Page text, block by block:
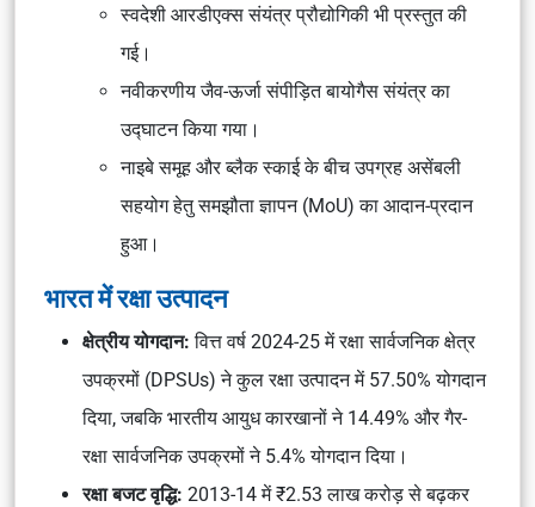
स्वदेशी आरडीएक्स संयंत्र प्रौद्योगिकी भी प्रस्तुत की
गई।
नवीकरणीय जैव-ऊर्जा संपीड़ित बायोगैस संयंत्र का
उद्घाटन किया गया।
नाइबे समूह और ब्लैक स्काई के बीच उपग्रह असेंबली
सहयोग हेतु समझौता ज्ञापन (MoU) का आदान-प्रदान
हुआ।
भारत में रक्षा उत्पादन
क्षेत्रीय योगदान: वित्त वर्ष 2024-25 में रक्षा सार्वजनिक क्षेत्र
उपक्रमों (DPSUs) ने कुल रक्षा उत्पादन में 57.50% योगदान
दिया, जबकि भारतीय आयुध कारखानों ने 14.49% और गैर-
रक्षा सार्वजनिक उपक्रमों ने 5.4% योगदान दिया।
रक्षा बजट वृद्धि: 2013-14 में ₹2.53 लाख करोड़ से बढ़कर